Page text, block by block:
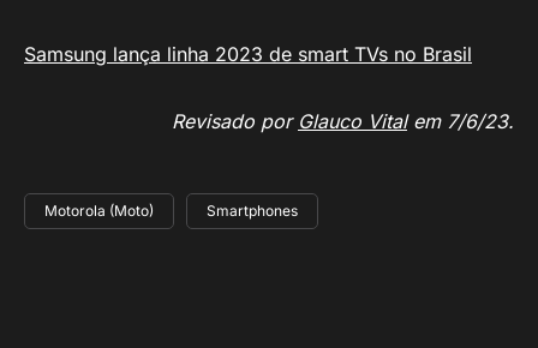
Samsung lança linha 2023 de smart TVs no Brasil
Revisado por Glauco Vitalem 7/6/23.
Motorola (Moto) Smartphones